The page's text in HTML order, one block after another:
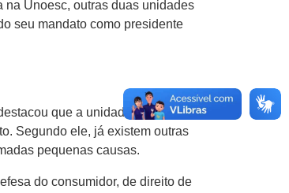
na Unoesc, outras duas unidades
seu mandato como presidente
que a unidade judiciária
Segundo ele, já existem outras
pequenas causas.
do consumidor, de direito de